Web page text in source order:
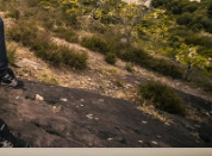
магазина
на 1С-
проект